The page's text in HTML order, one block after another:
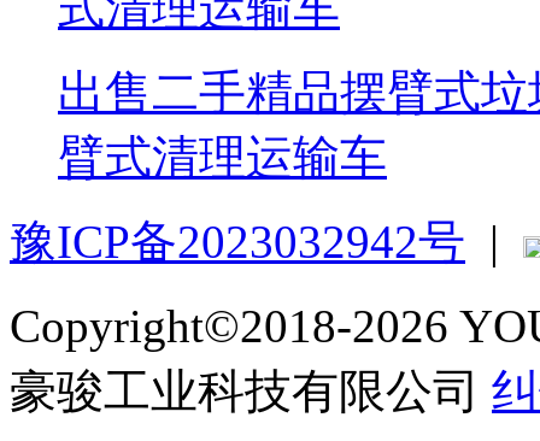
出售二手精品摆臂式
臂式清理运输车
豫ICP备2023032942号 |
Copyright©2018-2026
豪骏工业科技有限公司